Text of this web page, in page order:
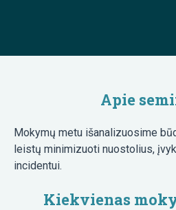
Apie
Mokymų metu išanalizuosime
leistų minimizuoti nuostolius,
incidentui.
Kiekvienas